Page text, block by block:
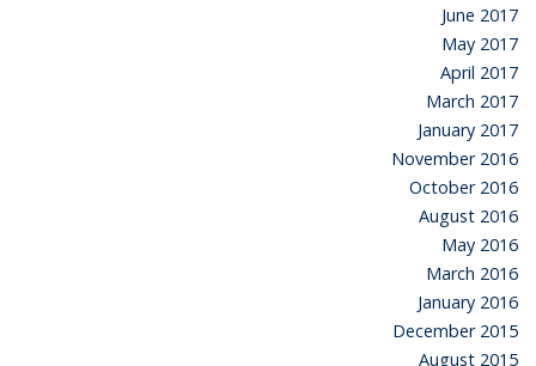
June 2017
May 2017
April 2017
March 2017
January 2017
November 2016
October 2016
August 2016
May 2016
March 2016
January 2016
December 2015
August 2015